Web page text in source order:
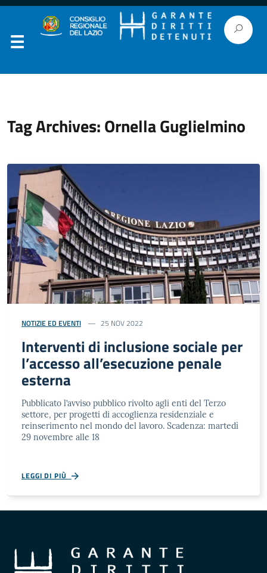
Tag Archives: Ornella Guglielmino
NOTIZIE ED EVENTI 25 NOV 2022
Interventi di inclusione sociale per
l’accesso all’esecuzione penale
esterna
Pubblicato l’avviso pubblico rivolto agli enti del Terzo
settore, per progetti di accoglienza residenziale e
reinserimento nel mondo del lavoro. Scadenza: martedì
29 novembre alle 18
LEGGI DI PIÙ